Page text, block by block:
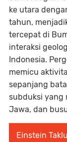
ke utara
tahun,
tercepat di
interaksi
Indonesia.
memicu
sepanjang
subduksi yang
Jawa, dan
Einstein